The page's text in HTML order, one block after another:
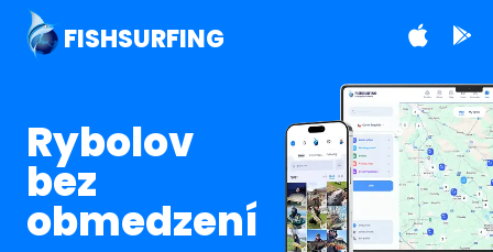
FISHSURFING
Rybolov
bez
obmedzení